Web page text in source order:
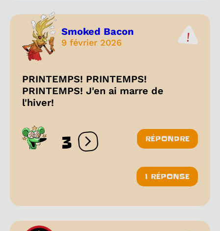
Smoked Bacon
9 février 2026
PRINTEMPS! PRINTEMPS!
PRINTEMPS! J'en ai marre de
l'hiver!
3 Ouvrir les réactions
RÉPONDRE
1 RÉPONSE